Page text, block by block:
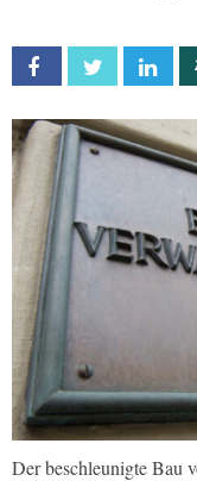
Facebook Twitter
Der beschleunigte Bau